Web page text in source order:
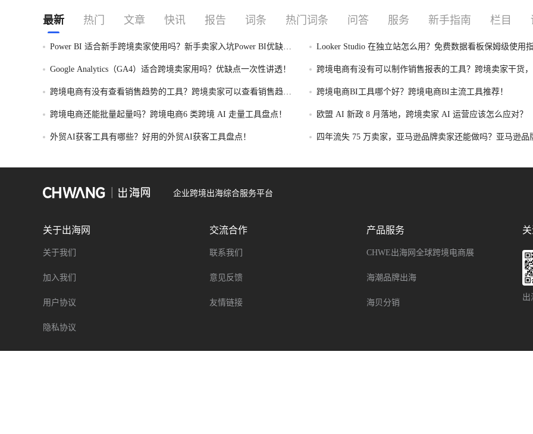
最新 热门 文章 快讯 报告 词条 热门词条 问答 服务 新手指南 栏目
Power BI 适合新手跨境卖家使用吗？新手卖家入坑Power BI优缺点
Looker Studio 在独立站怎么用？免费数据看板保姆级使用指
Google Analytics（GA4）适合跨境卖家用吗？优缺点一次性讲透！
跨境电商有没有可以制作销售报表的工具？跨境卖家干货
跨境电商有没有查看销售趋势的工具？跨境卖家可以查看销售趋势
跨境电商BI工具哪个好？跨境电商BI主流工具推荐！
跨境电商还能批量起量吗？跨境电商6 类跨境 AI 走量工具盘点！ 欧盟 AI 新政 8 月落地，跨境卖家 AI 运营应该怎么应对？
外贸AI获客工具有哪些？好用的外贸AI获客工具盘点！
四年流失 75 万卖家，亚马逊品牌卖家还能做吗？亚马逊品
企业跨境出海综合服务平台
关于出海网
关于我们
加入我们
用户协议
隐私协议
交流合作
联系我们
意见反馈
友情链接
产品服务
CHWE出海网全球跨境电商展
海潮品牌出海
海贝分销
关
出